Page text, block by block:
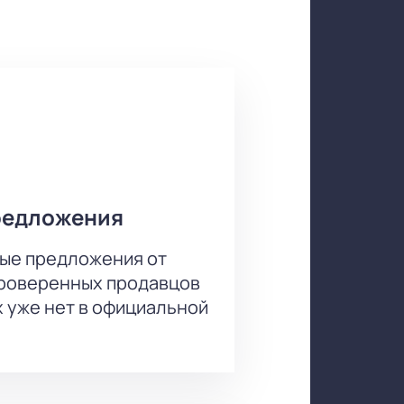
зал позволяет
предложения от
продавцов
нет в официальной